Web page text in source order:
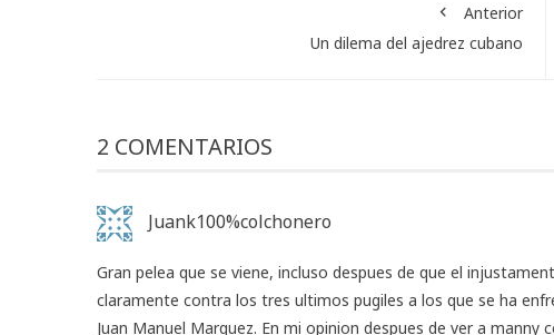
Anterior
Un dilema del ajedrez cubano
2 COMENTARIOS
Juank100%colchonero
Gran pelea que se viene, incluso despues de que el
claramente contra los tres ultimos pugiles a los que se ha
Juan Manuel Marquez. En mi opinion despues de ver a